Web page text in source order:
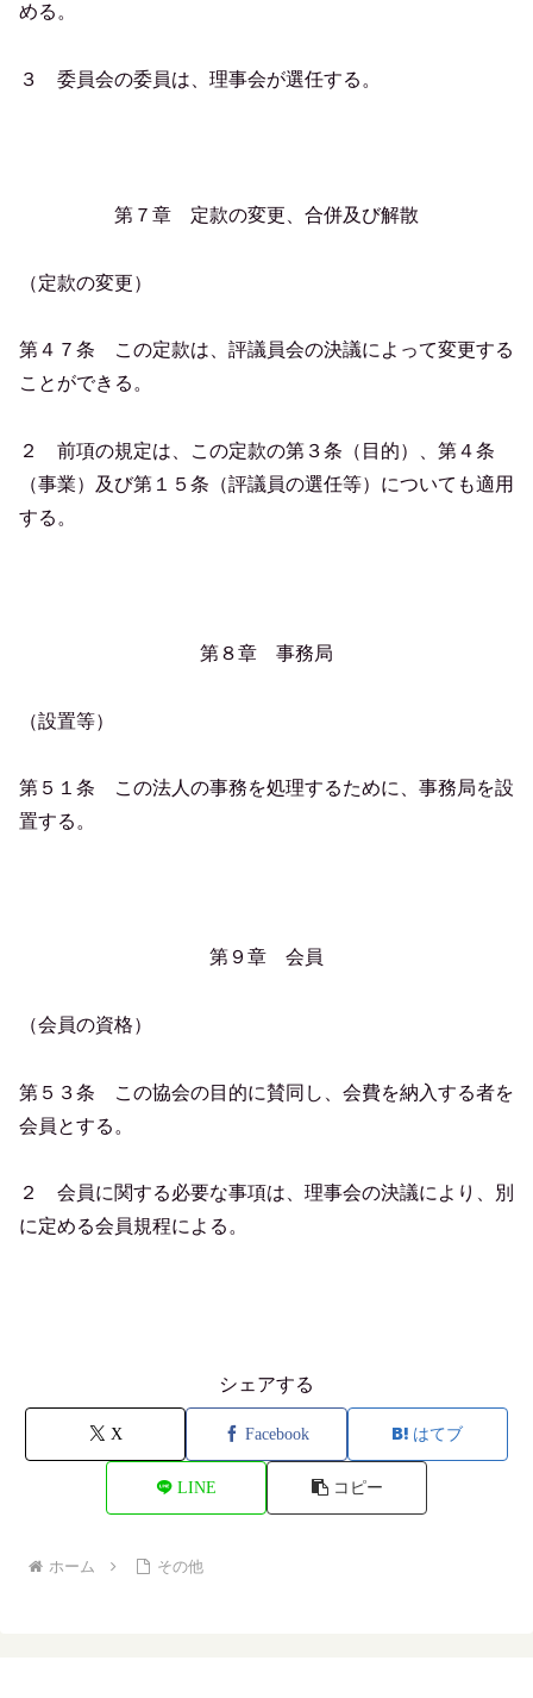
める。
３ 委員会の委員は、理事会が選任する。
第７章 定款の変更、合併及び解散
（定款の変更）
第４７条 この定款は、評議員会の決議によって変更する
ことができる。
２ 前項の規定は、この定款の第３条（目的）、第４条
（事業）及び第１５条（評議員の選任等）についても適用
する。
第８章 事務局
（設置等）
第５１条 この法人の事務を処理するために、事務局を設
置する。
第９章 会員
（会員の資格）
第５３条 この協会の目的に賛同し、会費を納入する者を
会員とする。
２ 会員に関する必要な事項は、理事会の決議により、別
に定める会員規程による。
シェアする
X Facebook はてブ
LINE コピー
ホーム その他